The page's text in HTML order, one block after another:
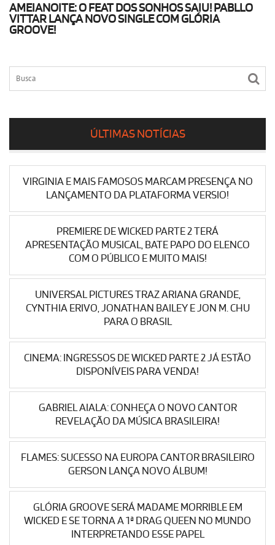
AMEIANOITE: O FEAT DOS SONHOS SAIU! PABLLO
VITTAR LANÇA NOVO SINGLE COM GLÓRIA
GROOVE!
ÚLTIMAS NOTÍCIAS
VIRGINIA E MAIS FAMOSOS MARCAM PRESENÇA NO
LANÇAMENTO DA PLATAFORMA VERSIO!
PREMIERE DE WICKED PARTE 2 TERÁ
APRESENTAÇÃO MUSICAL, BATE PAPO DO ELENCO
COM O PÚBLICO E MUITO MAIS!
UNIVERSAL PICTURES TRAZ ARIANA GRANDE,
CYNTHIA ERIVO, JONATHAN BAILEY E JON M. CHU
PARA O BRASIL
CINEMA: INGRESSOS DE WICKED PARTE 2 JÁ ESTÃO
DISPONÍVEIS PARA VENDA!
GABRIEL AIALA: CONHEÇA O NOVO CANTOR
REVELAÇÃO DA MÚSICA BRASILEIRA!
FLAMES: SUCESSO NA EUROPA CANTOR BRASILEIRO
GERSON LANÇA NOVO ÁLBUM!
GLÓRIA GROOVE SERÁ MADAME MORRIBLE EM
WICKED E SE TORNA A 1ª DRAG QUEEN NO MUNDO
INTERPRETANDO ESSE PAPEL